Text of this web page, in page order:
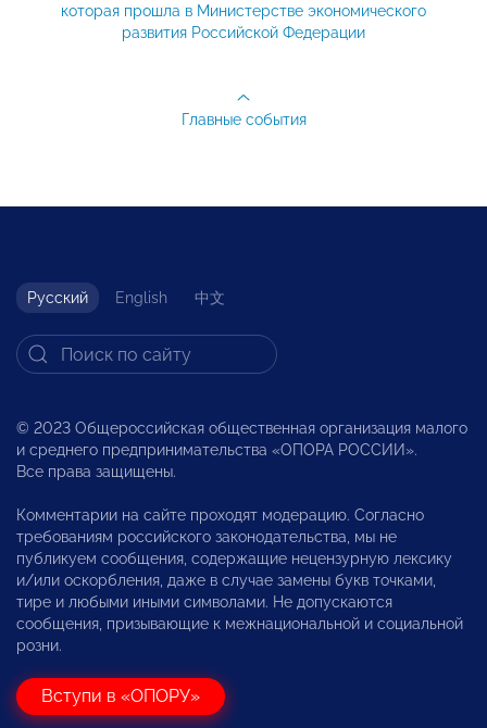
которая прошла в Министерстве экономического
развития Российской Федерации
Главные события
Русский English 中文
© 2023 Общероссийская общественная организация малого
и среднего предпринимательства «ОПОРА РОССИИ».
Все права защищены.
Комментарии на сайте проходят модерацию. Согласно
требованиям российского законодательства, мы не
публикуем сообщения, содержащие нецензурную лексику
и/или оскорбления, даже в случае замены букв точками,
тире и любыми иными символами. Не допускаются
сообщения, призывающие к межнациональной и социальной
розни.
Вступи в «ОПОРУ»